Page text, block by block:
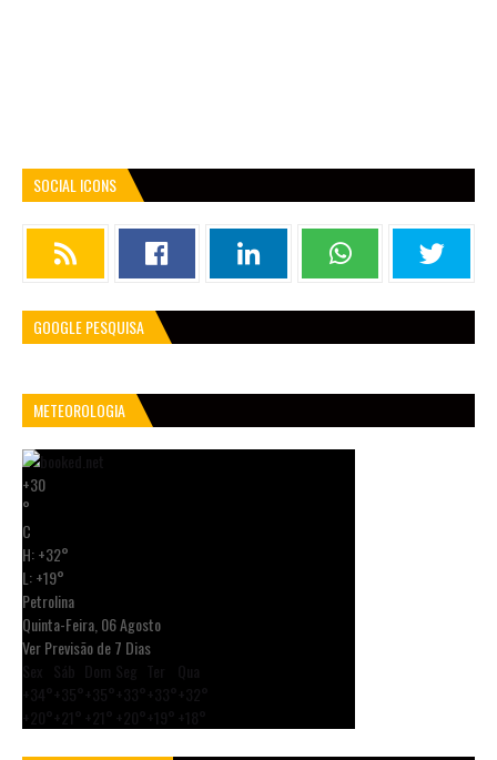
SOCIAL ICONS
GOOGLE PESQUISA
METEOROLOGIA
+30
°
C
H:+32°
L:+19°
Petrolina
Quinta-Feira, 06 Agosto
Ver Previsão de 7 Dias